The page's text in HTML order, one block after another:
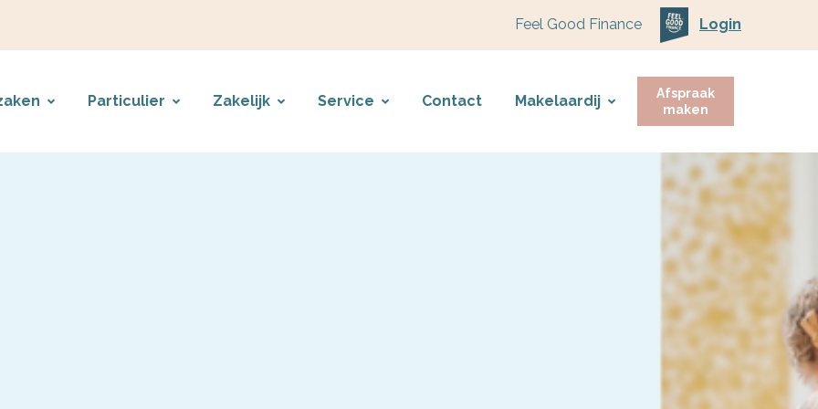
Feel Good Finance Login
Particulier Zakelijk Service Contact Makelaardij
Afspraak
maken